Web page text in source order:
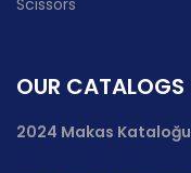
Scissors
OUR CATALOGS
2024 Makas Kataloğu